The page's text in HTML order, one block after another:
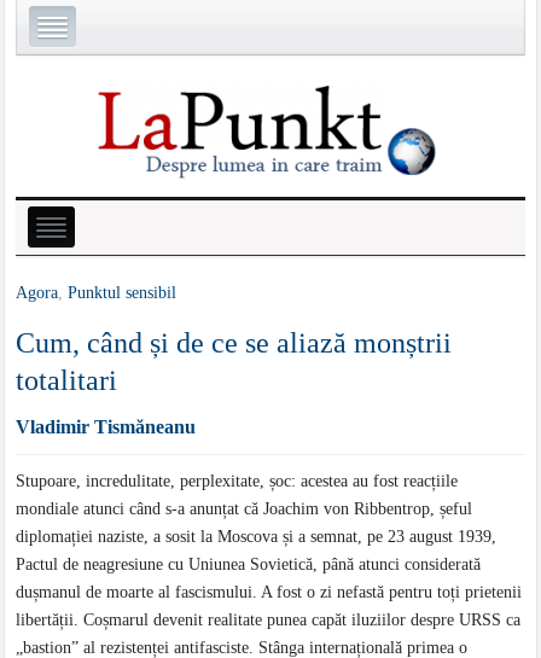
Agora ,Punktul sensibil
Cum, când și de ce se aliază monștrii
totalitari
Vladimir Tismăneanu
Stupoare, incredulitate, perplexitate, șoc: acestea au fost reacțiile
mondiale atunci când s-a anunțat că Joachim von Ribbentrop, șeful
diplomației naziste, a sosit la Moscova și a semnat, pe 23 august 1939,
Pactul de neagresiune cu Uniunea Sovietică, până atunci considerată
dușmanul de moarte al fascismului. A fost o zi nefastă pentru toți prietenii
libertății. Coșmarul devenit realitate punea capăt iluziilor despre URSS ca
„bastion” al rezistenței antifasciste. Stânga internațională primea o